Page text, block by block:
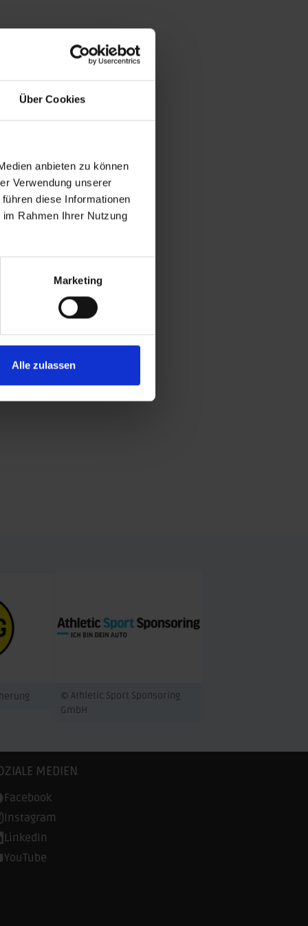
Über Cookies
anbieten zu können
Verwendung unserer
diese Informationen
Rahmen Ihrer Nutzung
Marketing
Alle zulassen
© Athletic Sport Sponsoring
GmbH
MEDIEN
Facebook
Instagram
LinkedIn
YouTube